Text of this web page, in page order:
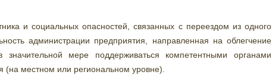
и социальных опасностей, связанных с переездом из одного
администрации предприятия, направленная на облегчение
мере поддерживаться компетентными органами
(на местном или региональном уровне).